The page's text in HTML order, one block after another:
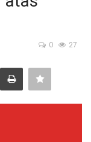
0 27